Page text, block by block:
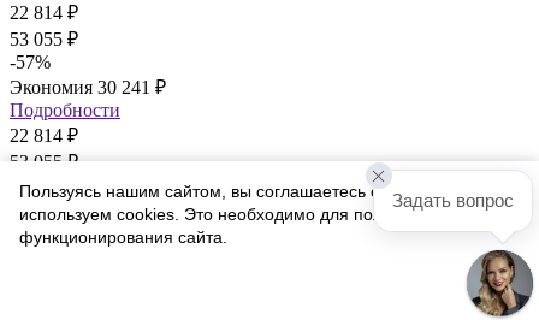
22 814 ₽
53 055 ₽
-57%
Экономия 30 241 ₽
Подробности
22 814 ₽
53 055₽
57%
Экономия30 241₽
Варианты цен
Пользуясь нашим сайтом, вы соглашаетесь с тем, что мы
используем cookies. Это необходимо для полноценного
функционирования сайта.
Задать вопрос